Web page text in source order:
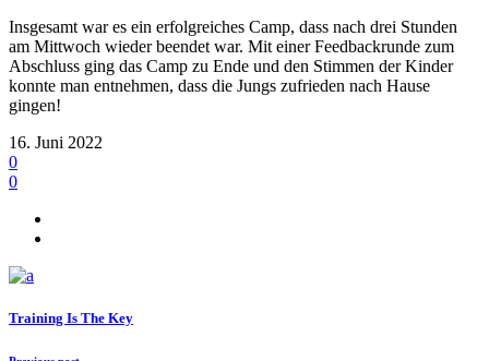
Insgesamt war es ein erfolgreiches Camp, dass nach drei Stunden
am Mittwoch wieder beendet war. Mit einer Feedbackrunde zum
Abschluss ging das Camp zu Ende und den Stimmen der Kinder
konnte man entnehmen, dass die Jungs zufrieden nach Hause
gingen!
16. Juni 2022
0
0
Training Is The Key